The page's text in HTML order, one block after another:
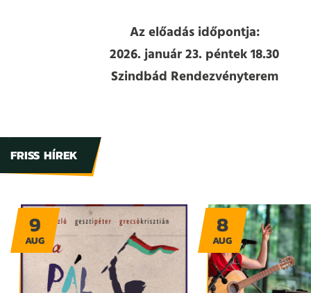
Az előadás időpontja:
2026. január 23. péntek 18.30
Szindbád Rendezvényterem
FRISS HÍREK
9
AUG
8
AUG